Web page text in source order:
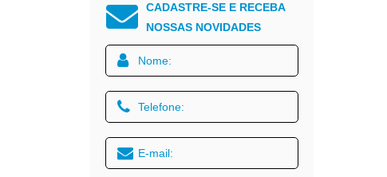
CADASTRE-SE E RECEBA
NOSSAS NOVIDADES